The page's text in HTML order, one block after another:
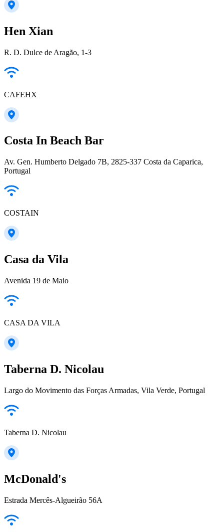
Hen Xian
R. D. Dulce de Aragão, 1-3
CAFEHX
Costa In Beach Bar
Av. Gen. Humberto Delgado 7B, 2825-337 Costa da Caparica,
Portugal
COSTAIN
Casa da Vila
Avenida 19 de Maio
CASA DA VILA
Taberna D. Nicolau
Largo do Movimento das Forças Armadas, Vila Verde, Portugal
Taberna D. Nicolau
McDonald's
Estrada Mercês-Algueirão 56A